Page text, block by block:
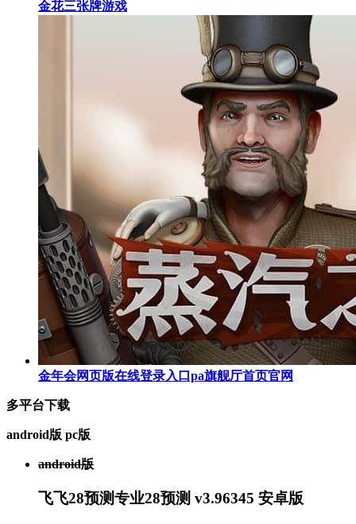
金花三张牌游戏
金年会网页版在线登录入口pa旗舰厅首页官网
多平台下载
android版 pc版
android版
飞飞28预测专业28预测 v3.96345 安卓版